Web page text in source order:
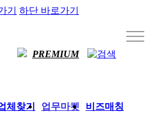
기 하단 바로가기
PREMIUM
체찾기 업무마켓 비즈매칭